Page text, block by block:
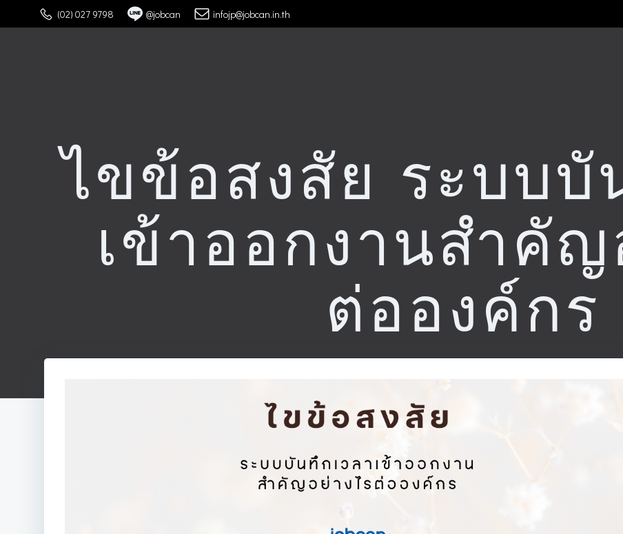
(02) 027 9798 @jobcan infojp@jobcan.in.th
ไขข้อสงสัย ระบบบั
เข้าออกงานสำคัญ
ต่อองค์กร